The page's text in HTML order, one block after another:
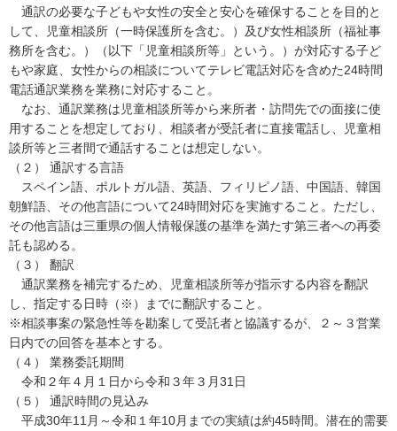
通訳の必要な子どもや女性の安全と安心を確保することを目的と
して、児童相談所（一時保護所を含む。）及び女性相談所（福祉事
務所を含む。）（以下「児童相談所等」という。）が対応する子ど
もや家庭、女性からの相談についてテレビ電話対応を含めた24時間
電話通訳業務を業務に対応すること。
なお、通訳業務は児童相談所等から来所者・訪問先での面接に使
用することを想定しており、相談者が受託者に直接電話し、児童相
談所等と三者間で通話することは想定しない。
（２） 通訳する言語
スペイン語、ポルトガル語、英語、フィリピノ語、中国語、韓国
朝鮮語、その他言語について24時間対応を実施すること。ただし、
その他言語は三重県の個人情報保護の基準を満たす第三者への再委
託も認める。
（３） 翻訳
通訳業務を補完するため、児童相談所等が指示する内容を翻訳
し、指定する日時（※）までに翻訳すること。
※相談事案の緊急性等を勘案して受託者と協議するが、２～３営業
日内での回答を基本とする。
（４） 業務委託期間
令和２年４月１日から令和３年３月31日
（５） 通訳時間の見込み
平成30年11月～令和１年10月までの実績は約45時間。潜在的需要